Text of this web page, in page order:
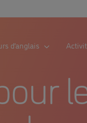
d’anglais